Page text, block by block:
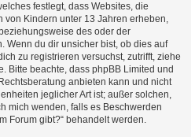
festlegt, dass Websites, die
Kindern unter 13 Jahren erheben,
des oder der
Wenn du dir unsicher bist, ob dies auf
zu registrieren versuchst, zutrifft, ziehe
Bitte beachte, dass phpBB Limited und
anbieten kann und nicht
jeglicher Art ist; außer solchen,
mich wenden, falls es Beschwerden
Forum gibt?“ behandelt werden.